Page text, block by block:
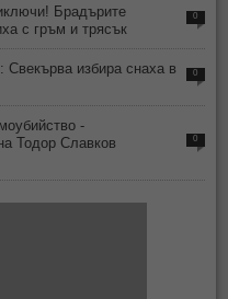
Брадърите
с гръм и трясък
0
Свекърва избира снаха в
0
-
Тодор Славков
0